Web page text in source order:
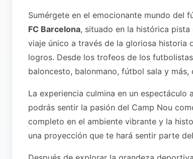
Sumérgete en el emocionante mundo del
FC Barcelona, situado en la histórica
viaje único a través de la gloriosa historia
logros. Desde los trofeos de los
baloncesto, balonmano, fútbol sala y
La experiencia culmina en un espectáculo
podrás sentir la pasión del Camp Nou
completo en el ambiente vibrante y la
una proyección que te hará sentir parte